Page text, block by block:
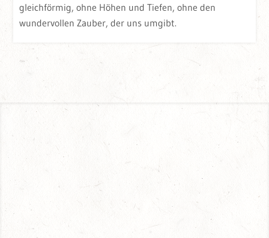
gleichförmig, ohne Höhen und Tiefen, ohne den
wundervollen Zauber, der uns umgibt.